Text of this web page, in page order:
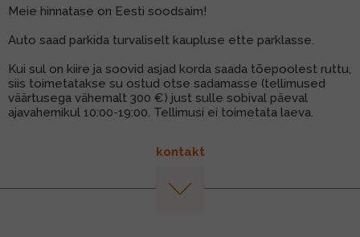
Meie hinnatase on Eesti soodsaim!
Auto saad parkida turvaliselt kaupluse ette parklasse.
Kui sul on kiire ja soovid asjad korda saada tõepoolest ruttu,
siis toimetatakse su ostud otse sadamasse (tellimused
väärtusega vähemalt 300 €) just sulle sobival päeval
ajavahemikul 10:00-19:00. Tellimusi ei toimetata laeva.
kontakt